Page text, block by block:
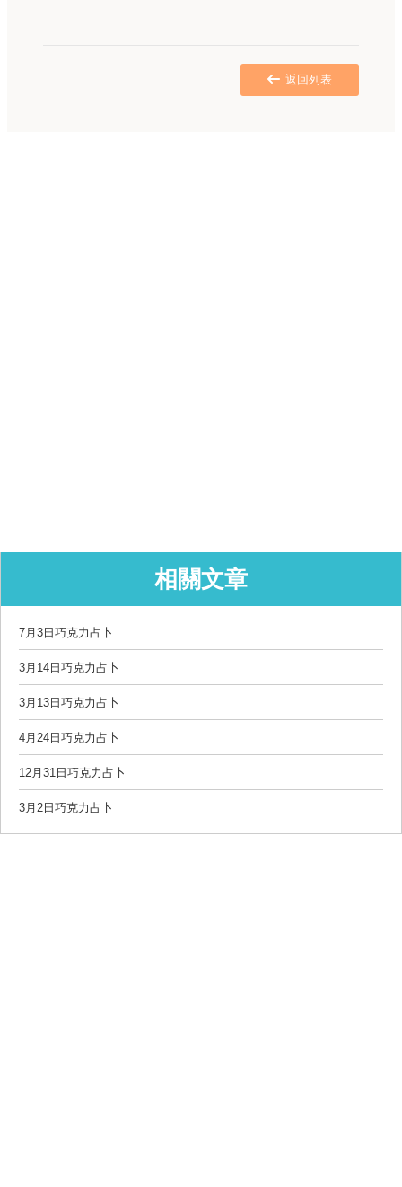
返回列表
相關文章
7月3日巧克力占卜
3月14日巧克力占卜
3月13日巧克力占卜
4月24日巧克力占卜
12月31日巧克力占卜
3月2日巧克力占卜